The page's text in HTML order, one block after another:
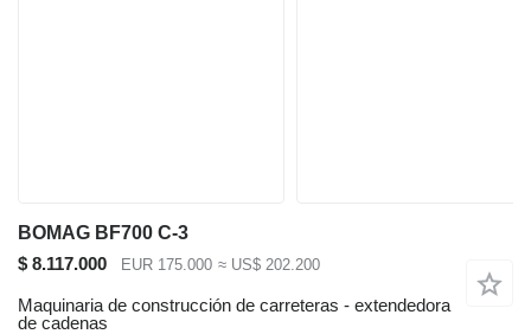
BOMAG BF700 C-3
$ 8.117.000
EUR 175.000 ≈ US$ 202.200
Maquinaria de construcción de carreteras - extendedora
de cadenas